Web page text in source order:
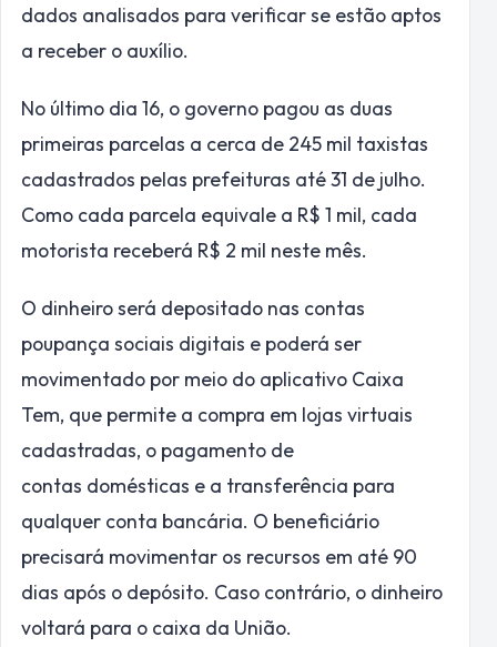
dados analisados para verificar se estão aptos
a receber o auxílio.
No último dia 16, o governo pagou as duas
primeiras parcelas a cerca de 245 mil taxistas
cadastrados pelas prefeituras até 31 de julho.
Como cada parcela equivale a R$ 1 mil, cada
motorista receberá R$ 2 mil neste mês.
O dinheiro será depositado nas contas
poupança sociais digitais e poderá ser
movimentado por meio do aplicativo Caixa
Tem, que permite a compra em lojas virtuais
cadastradas, o pagamento de
contas domésticas e a transferência para
qualquer conta bancária. O beneficiário
precisará movimentar os recursos em até 90
dias após o depósito. Caso contrário, o dinheiro
voltará para o caixa da União.